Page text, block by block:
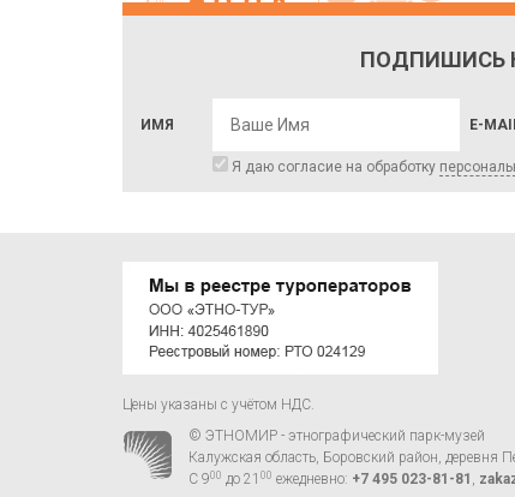
ПОДПИШИСЬ
ИМЯ E-
Я даю согласие на обработку
Цены указаны с учётом НДС.
© ЭТНОМИР - этнографический парк-музей
Калужская область, Боровский район, деревня
С 900 до 21 00 ежедневно: +7 495 023-81-81 ,